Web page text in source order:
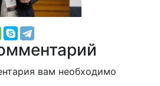
вам необходимо